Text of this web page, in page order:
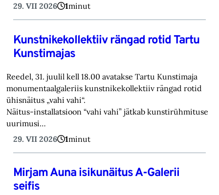
29. VII 2026
1minut
Kunstnikekollektiiv rängad rotid Tartu
Kunstimajas
Reedel, 31. juulil kell 18.00 avatakse Tartu Kunstimaja
monumentaalgaleriis kunstnikekollektiiv rängad rotid
ühisnäitus „vahi vahi“.
Näitus-installatsioon “vahi vahi” jätkab kunstirühmituse
uurimusi…
29. VII 2026
1minut
Mirjam Auna isikunäitus A-Galerii
seifis